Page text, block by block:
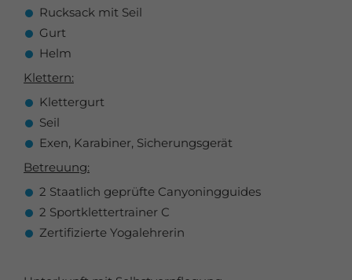
Rucksack mit Seil
Gurt
Helm
Klettern:
Klettergurt
Seil
Exen, Karabiner, Sicherungsgerät
Betreuung:
2 Staatlich geprüfte Canyoningguides
2 Sportklettertrainer C
Zertifizierte Yogalehrerin